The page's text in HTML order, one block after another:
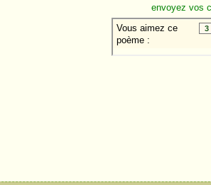
envoyez vos